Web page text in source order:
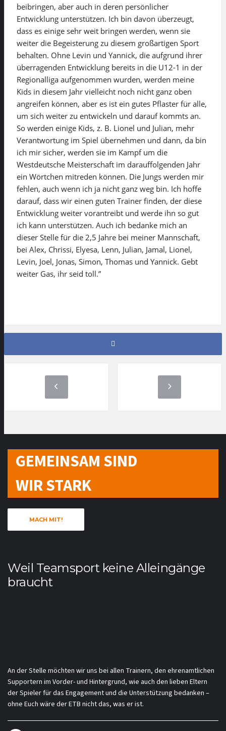
beibringen, aber auch in deren persönlicher
Entwicklung unterstützen. Ich bin davon überzeugt,
dass es einige sehr weit bringen werden, wenn sie
weiter die Begeisterung zu diesem großartigen Sport
behalten. Ohne Levin und Yannick, die aufgrund ihrer
überragenden Entwicklung bereits in die U12-1 in der
Regionalliga aufgenommen wurden, werden meine
Kids in diesem Jahr vielleicht noch nicht ganz oben
angreifen können, aber es ist ein gutes Pflaster für alle,
um sich weiter zu entwickeln und darauf kommts an.
So werden einige Kids, z. B. Lionel und Julian, mehr
Verantwortung im Spiel übernehmen und dann, da bin
ich mir sicher, werden sie im Kampf um die
Westdeutsche Meisterschaft im darauffolgenden Jahr
ein Wörtchen mitreden können. Die Jungs werden mir
fehlen, auch wenn ich ja nicht ganz weg bin. Ich hoffe
darauf, dass wir einen guten Trainer finden, der diese
Entwicklung weiter vorantreibt und werde ihn so gut
ich kann unterstützen. Auch ich bedanke mich an
dieser Stelle für die 2,5 Jahre bei meiner Mannschaft,
bei Alex, Chrissi, Elyesa, Lenn, Julian, Jamal, Lionel,
Levin, Joel, Jonas, Simon, Thomas und Yannick. Gebt
weiter Gas, ihr seid toll.”
GEMEINSAM SIND
WIR STARK
MACH MIT!
Weil Teamsport keine Alleingänge
braucht
An der Stelle möchten wir uns bei allen Trainern, den ehrenamtlichen
Supportern im Vorder- und Hintergrund, wie auch den lieben Eltern
der Spieler für das Engagement und die Unterstützung bedanken –
ohne Euch wäre der ETB nicht das, was er ist.